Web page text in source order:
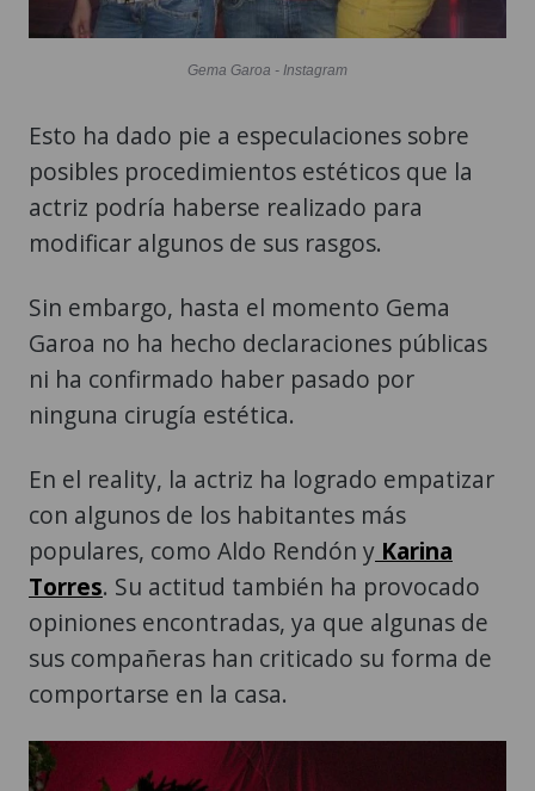
Gema Garoa - Instagram
Esto ha dado pie a especulaciones sobre
posibles procedimientos estéticos que la
actriz podría haberse realizado para
modificar algunos de sus rasgos.
Sin embargo, hasta el momento Gema
Garoa no ha hecho declaraciones públicas
ni ha confirmado haber pasado por
ninguna cirugía estética.
En el reality, la actriz ha logrado empatizar
con algunos de los habitantes más
populares, como Aldo Rendón y Karina
Torres. Su actitud también ha provocado
opiniones encontradas, ya que algunas de
sus compañeras han criticado su forma de
comportarse en la casa.